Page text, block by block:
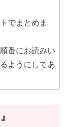
でまとめま
番にお読みい
ようにしてあ